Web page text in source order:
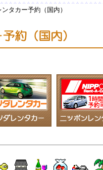
ンタカー予約（国内）